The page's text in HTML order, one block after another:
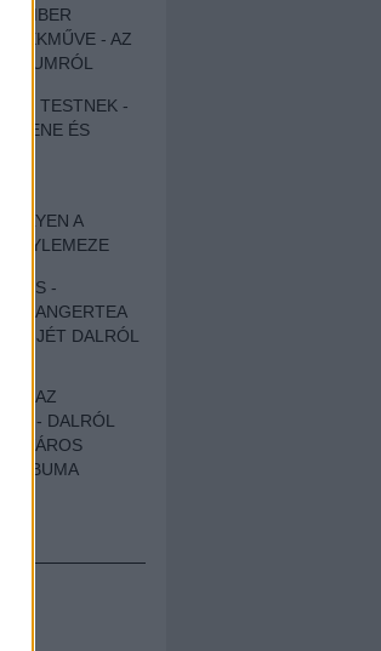
- AZ
ÉS TESTNEK -
ÉS
- ILYEN A
-
AZ ANGERTEA
JÉT DALRÓL
AZ
- DALRÓL
VÁROS
ALBUMA